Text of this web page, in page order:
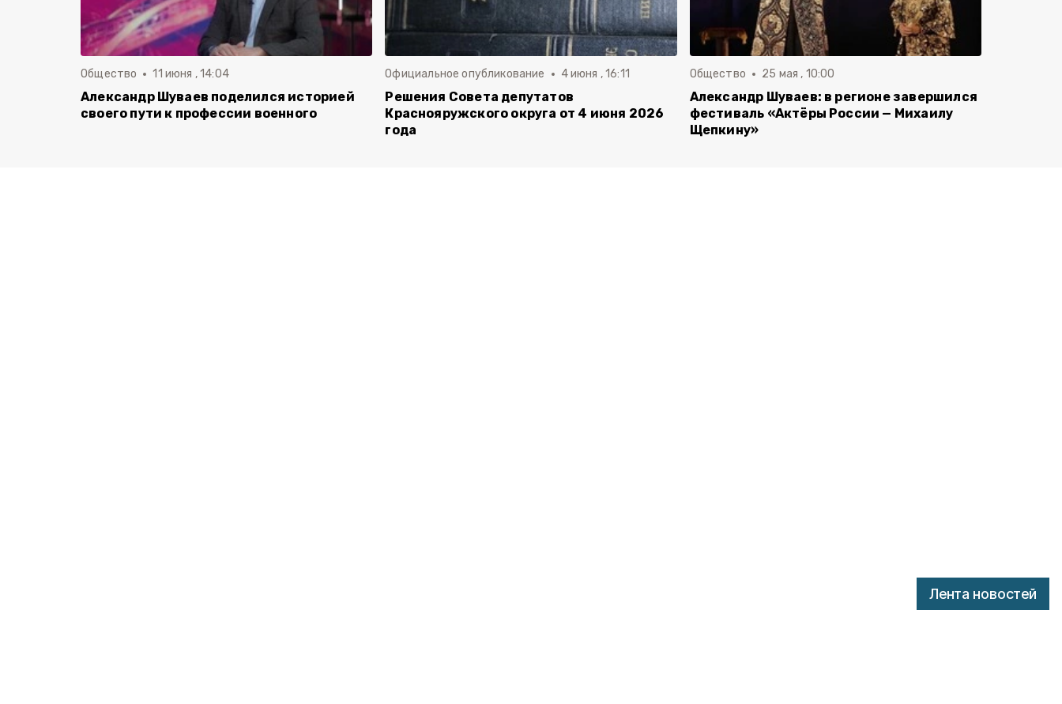
Лента новостей
Общество 11 июня , 14:04
Александр Шуваев поделился историей
своего пути к профессии военного
Официальное опубликование 4 июня , 16:11
Решения Совета депутатов
Краснояружского округа от 4 июня 2026
года
Общество 25 мая , 10:00
Александр Шуваев: в регионе завершился
фестиваль «Актёры России — Михаилу
Щепкину»